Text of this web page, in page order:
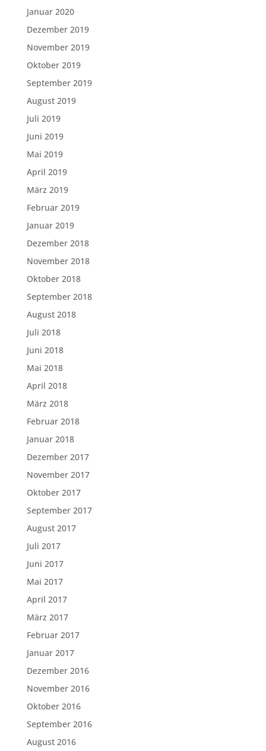
Januar 2020
Dezember 2019
November 2019
Oktober 2019
September 2019
August 2019
Juli 2019
Juni 2019
Mai 2019
April 2019
März 2019
Februar 2019
Januar 2019
Dezember 2018
November 2018
Oktober 2018
September 2018
August 2018
Juli 2018
Juni 2018
Mai 2018
April 2018
März 2018
Februar 2018
Januar 2018
Dezember 2017
November 2017
Oktober 2017
September 2017
August 2017
Juli 2017
Juni 2017
Mai 2017
April 2017
März 2017
Februar 2017
Januar 2017
Dezember 2016
November 2016
Oktober 2016
September 2016
August 2016